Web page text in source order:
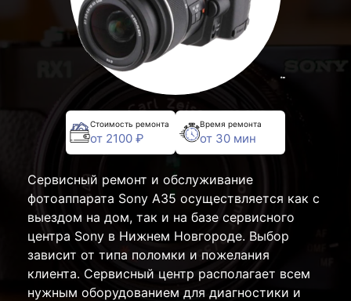
Стоимость ремонта
от 2100 ₽
Время ремонта
от 30 мин
Сервисный ремонт и обслуживание
фотоаппарата Sony A35 осуществляется как с
выездом на дом, так и на базе сервисного
центра Sony в Нижнем Новгороде. Выбор
зависит от типа поломки и пожелания
клиента. Сервисный центр располагает всем
нужным оборудованием для диагностики и